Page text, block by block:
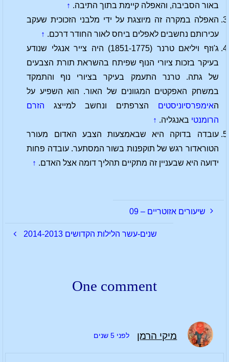
באור הסביבה, והאפלה קיימת בתוך התיבה. ↑
האפלה במקרה זה מיוצגת על ידי מלבני הזכוכית שעקב
עכירותם נחשבים לאפלים ביחס לאור החודר דרכם. ↑
ג'וזף ויליאם טרנר (1851-1775) היה צייר אנגלי שנודע
בעיקר בזכות ציורי הנוף שפיתח בהשראת תורת הצבעים
של גתה. טרנר התעמק בעיקר בציורי נוף והתמקד
במשחק האפקטים המגוונים של האור. הוא השפיע על
האימפרסיוניסטים הצרפתים ונחשב למייצג הזרם
הרומנטי באנגליה. ↑
עובדה בדוקה היא שבאמצעות הצבע האדום מעורר
הטוראדור רגש של תוקפנות בשור המסתער. עובדה פחות
ידועה היא שבעניין זה מתקיים תהליך דומה אצל האדם. ↑
שיעורים אזוטריים – 09
שנים-עשר הלילות הקדושים 2014-2013
One comment
מיקי הרמן לפני 5 שנים